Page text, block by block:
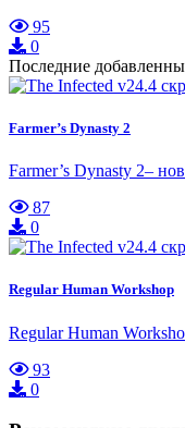
95
0
Последние
Farmer’s Dynasty 2
Farmer’s Dynasty 2–
87
0
Regular Human Workshop
Regular Human
93
0